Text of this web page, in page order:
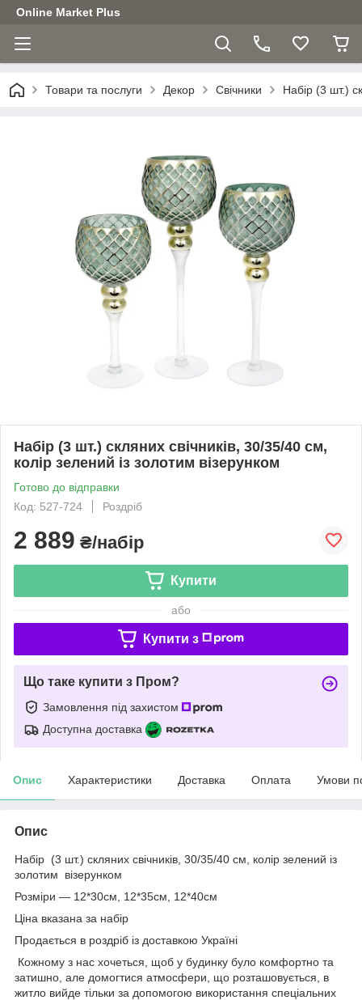
Online Market Plus
Товари та послуги Декор Свічники Набір (3 шт.)
Набір (3 шт.) скляних свічників, 30/35/40 см,
колір зелений із золотим візерунком
Готово до відправки
Код: 527-724
Роздріб
2 889 ₴/набір
Купити
або
Купити з
Що таке купити з Пром?
Замовлення під захистом
Доступна доставка
Опис Характеристики Доставка Оплата Умови
Опис
Набір (3 шт.) скляних свічників, 30/35/40 см, колір зелений із
золотим візерунком
Розміри — 12*30см, 12*35см, 12*40см
Ціна вказана за набір
Продається в роздріб із доставкою Україні
Кожному з нас хочеться, щоб у будинку було комфортно та
затишно, але домогтися атмосфери, що розташовується, в
житло вийде тільки за допомогою використання спеціальних